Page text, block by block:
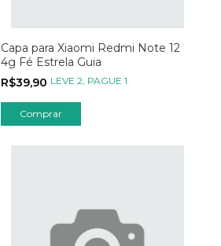
Capa para Xiaomi Redmi Note 12
4g Fé Estrela Guia
R$39,90 LEVE 2, PAGUE 1
Comprar